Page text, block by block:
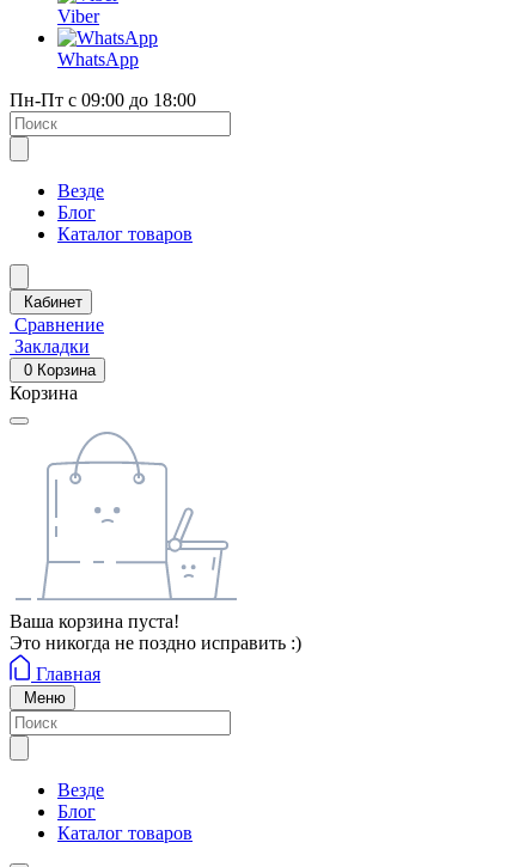
Viber
WhatsApp
Пн-Пт с 09:00 до 18:00
Везде
Блог
Каталог товаров
Кабинет
Сравнение
Закладки
0 Корзина
Корзина
Ваша корзина пуста!
Это никогда не поздно исправить :)
Главная
Меню
Везде
Блог
Каталог товаров